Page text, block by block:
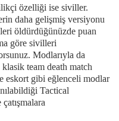
özelliği ise siviller.
daha gelişmiş versiyonu
öldürdüğünüzde puan
göre sivilleri
Modlarıyla da
team death match
eskort gibi eğlenceli modlar
Tactical